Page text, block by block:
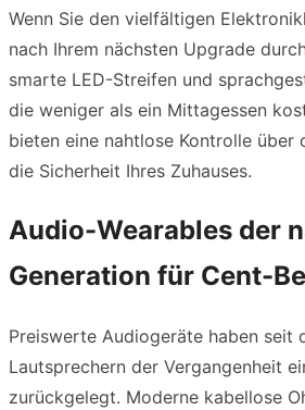
Wenn Sie den vielfältigen
nach Ihrem nächsten Upgrade
smarte LED-Streifen und
die weniger als ein Mittagessen
bieten eine nahtlose Kontrolle über
die Sicherheit Ihres Zuhauses.
Audio-Wearables der
Generation für Cent-
Preiswerte Audiogeräte haben seit
Lautsprechern der Vergangenheit
zurückgelegt. Moderne kabellose